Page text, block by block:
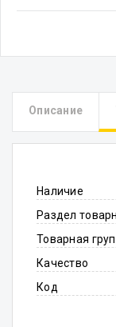
Описание
Наличие
Раздел
Товарная
Качество
Код